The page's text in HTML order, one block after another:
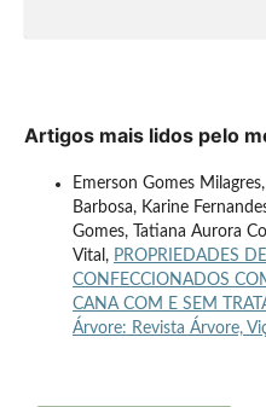
Artigos mais lidos pelo
Emerson Gomes
Barbosa, Karine
Gomes, Tatiana Aurora
Vital, PROPRIEDADES
CONFECCIONADOS
CANA COM E SEM
Árvore: Revista Árvore,